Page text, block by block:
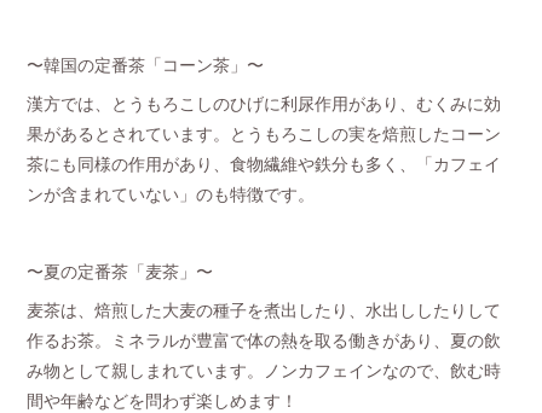
〜韓国の定番茶「コーン茶」〜
漢方では、とうもろこしのひげに利尿作用があり、むくみに効
果があるとされています。とうもろこしの実を焙煎したコーン
茶にも同様の作用があり、食物繊維や鉄分も多く、「カフェイ
ンが含まれていない」のも特徴です。
〜夏の定番茶「麦茶」〜
麦茶は、焙煎した大麦の種子を煮出したり、水出ししたりして
作るお茶。ミネラルが豊富で体の熱を取る働きがあり、夏の飲
み物として親しまれています。ノンカフェインなので、飲む時
間や年齢などを問わず楽しめます！